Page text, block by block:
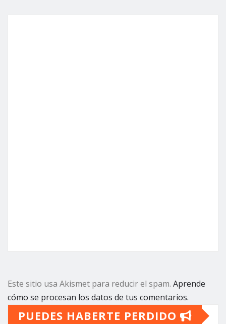
Este sitio usa Akismet para reducir el spam. Aprende
cómo se procesan los datos de tus comentarios.
PUEDES HABERTE PERDIDO